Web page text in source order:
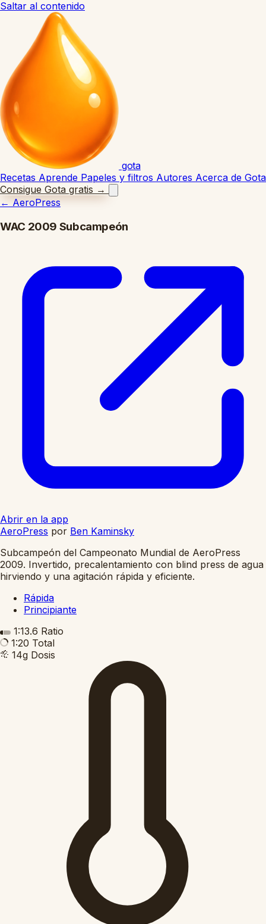
Saltar al contenido
gota
Recetas Aprende Papeles y filtros Autores Acerca de Gota
Consigue Gota gratis →
← AeroPress
WAC 2009 Subcampeón
Abrir en la app
AeroPress por Ben Kaminsky
Subcampeón del Campeonato Mundial de AeroPress
2009. Invertido, precalentamiento con blind press de agua
hirviendo y una agitación rápida y eficiente.
Rápida
Principiante
1:13.6 Ratio
1:20 Total
14g Dosis